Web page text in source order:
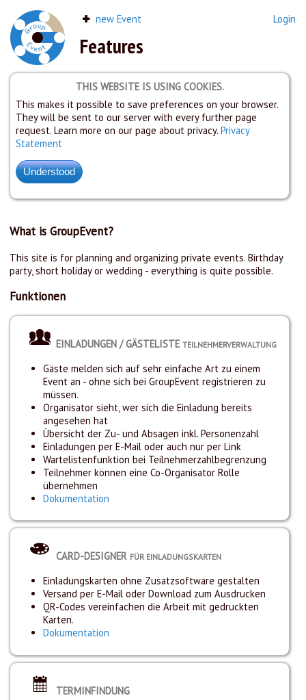
new Event Login
Features
THIS WEBSITE IS USING COOKIES.
This makes it possible to save preferences on your browser.
They will be sent to our server with every further page
request. Learn more on our page about privacy. Privacy
Statement
What is GroupEvent?
This site is for planning and organizing private events. Birthday
party, short holiday or wedding - everything is quite possible.
Funktionen
EINLADUNGEN / GÄSTELISTE TEILNEHMERVERWALTUNG
Gäste melden sich auf sehr einfache Art zu einem
Event an - ohne sich bei GroupEvent registrieren zu
müssen.
Organisator sieht, wer sich die Einladung bereits
angesehen hat
Übersicht der Zu- und Absagen inkl. Personenzahl
Einladungen per E-Mail oder auch nur per Link
Wartelistenfunktion bei Teilnehmerzahlbegrenzung
Teilnehmer können eine Co-Organisator Rolle
übernehmen
Dokumentation
CARD-DESIGNER FÜR EINLADUNGSKARTEN
Einladungskarten ohne Zusatzsoftware gestalten
Versand per E-Mail oder Download zum Ausdrucken
QR-Codes vereinfachen die Arbeit mit gedruckten
Karten.
Dokumentation
TERMINFINDUNG